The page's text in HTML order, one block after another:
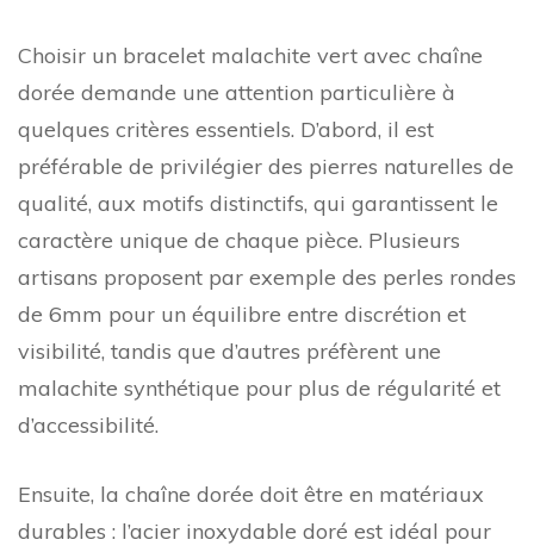
Choisir un bracelet malachite vert avec chaîne
dorée demande une attention particulière à
quelques critères essentiels. D’abord, il est
préférable de privilégier des pierres naturelles de
qualité, aux motifs distinctifs, qui garantissent le
caractère unique de chaque pièce. Plusieurs
artisans proposent par exemple des perles rondes
de 6mm pour un équilibre entre discrétion et
visibilité, tandis que d’autres préfèrent une
malachite synthétique pour plus de régularité et
d’accessibilité.
Ensuite, la chaîne dorée doit être en matériaux
durables : l’acier inoxydable doré est idéal pour